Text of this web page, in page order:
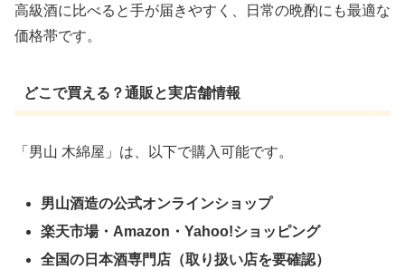
高級酒に比べると手が届きやすく、日常の晩酌にも最適な
価格帯です。
どこで買える？通販と実店舗情報
「男山 木綿屋」は、以下で購入可能です。
男山酒造の公式オンラインショップ
楽天市場・Amazon・Yahoo!ショッピング
全国の日本酒専門店（取り扱い店を要確認）